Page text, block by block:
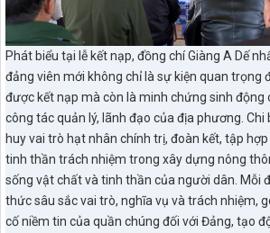
Phát biểu tại lễ kết nạp, đồng chí Giàng A Dế
đảng viên mới không chỉ là sự kiện quan trọng
được kết nạp mà còn là minh chứng sinh động
công tác quản lý, lãnh đạo của địa phương.
huy vai trò hạt nhân chính trị, đoàn kết, tập
tinh thần trách nhiệm trong xây dựng nông
sống vật chất và tinh thần của người dân. Mỗi
thức sâu sắc vai trò, nghĩa vụ và trách nhiệm,
cố niềm tin của quần chúng đối với Đảng, tạo